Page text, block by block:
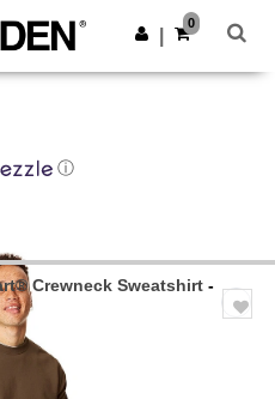
Get the app
0
ⓘ
Crewneck Sweatshirt -